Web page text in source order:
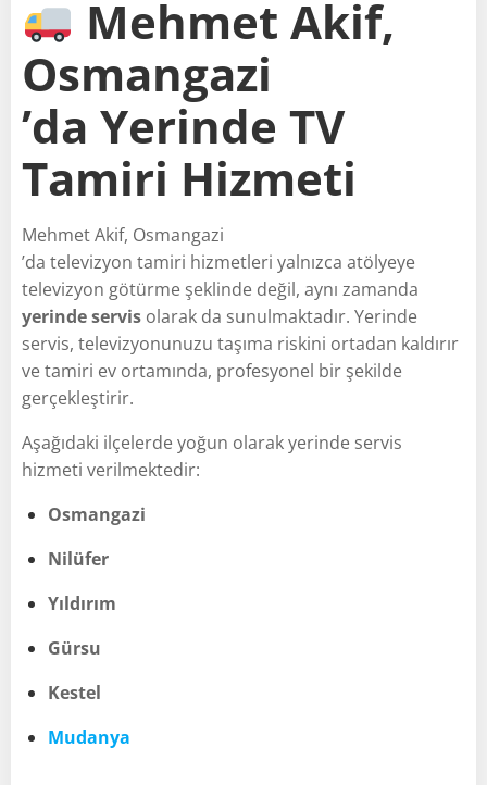
Mehmet Akif,
Osmangazi
’da Yerinde TV
Tamiri Hizmeti
Mehmet Akif, Osmangazi
’da televizyon tamiri hizmetleri yalnızca atölyeye
televizyon götürme şeklinde değil, aynı zamanda
yerinde servis olarak da sunulmaktadır. Yerinde
servis, televizyonunuzu taşıma riskini ortadan kaldırır
ve tamiri ev ortamında, profesyonel bir şekilde
gerçekleştirir.
Aşağıdaki ilçelerde yoğun olarak yerinde servis
hizmeti verilmektedir:
Osmangazi
Nilüfer
Yıldırım
Gürsu
Kestel
Mudanya